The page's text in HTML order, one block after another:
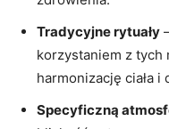
Tradycyjne rytuały
korzystaniem z tych
harmonizację ciała i
Specyficzną